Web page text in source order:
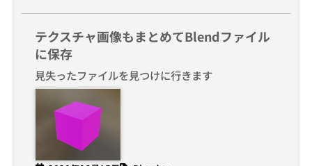
テクスチャ画像もまとめてBlendファイル
に保存
見失ったファイルを見つけに行きます